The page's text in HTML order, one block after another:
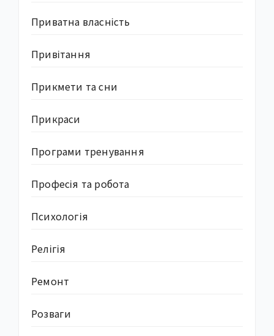
Приватна власність
Привітання
Прикмети та сни
Прикраси
Програми тренування
Професія та робота
Психологія
Релігія
Ремонт
Розваги